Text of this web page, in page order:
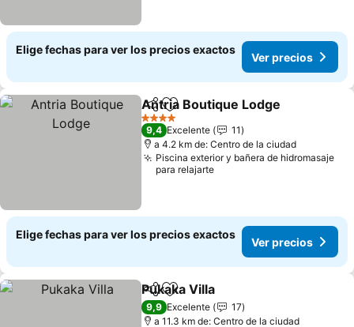
Elige fechas para ver los precios exactos
Ver precios
CompartirAgregar a favoritos
Antria Boutique Lodge
4 Estrellas
9,4 Excelente
11
a 4.2 km de: Centro de la ciudad
Piscina exterior y bañera de hidromasaje
para relajarte
Elige fechas para ver los precios exactos
Ver precios
CompartirAgregar a favoritos
Pukaka Villa
9,9 Excelente
17
a 11.3 km de: Centro de la ciudad